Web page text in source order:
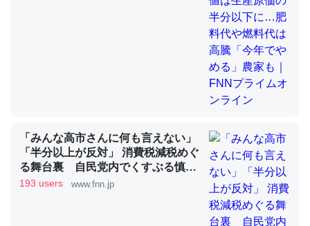
昆虫ってカルシウム少ないのか。知らんかった。調べたら
コオロギのカルシウム分はエビの600分の1程度。
論文では「淡水はカルシウムも酸素も不足してて両方に不
「みんな高市さんに何も言えない」
「半分以上が反対」 消費税減税めぐ
る舞台裏 自民党内でくすぶる慎重
論と本音【スポットライト】｜FNN
193 users www.fnn.jp